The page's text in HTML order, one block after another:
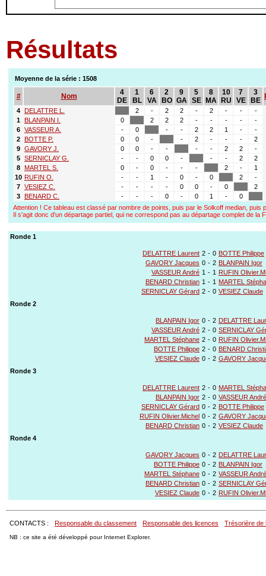
Résultats
Moyenne de la série : 1508
# Nom
4
DE
1
BL
6
VA
2
BO
9
GA
5
SE
8
MA
10
RU
7
VE
3
BE
4 DELATTRE L. 2 - 2 2 - 2 - -
-
1
BLANPAIN I. 0 2 2 2 - - - -
-
6 VASSEUR A. - 0 - - 2 2 1 -
-
2
BOTTE P. 0 0 - - 2 - - -
2
9 GAVORY J. 0 0 - - - - 2 2
-
5 SERNICLAY G. - - 0 0 - - - 2
2
8
MARTEL S. 0 - 0 - - - 2 -
1
10 RUFIN O. - - 1 - 0 - 0 2
-
7 VESIEZ C. - - - - 0 0 - 0
2
3
BENARD C. - - - 0 - 0 1 -
0
Attention ! Ce tableau est classé par nombre de points, puis par le Solkoff median, puis
Il s'agit donc d'un départage partiel, qui ne correspond pas au départage complet de la
Ronde 1
DELATTRE Laurent 2 - 0 BOTTE Philippe
GAVORY Jacques 0 - 2 BLANPAIN Igor
VASSEUR André 1 - 1 RUFIN
BENARD Christian 1 - 1 MARTEL
SERNICLAY Gérard 2 - 0 VESIEZ Claude
Ronde 2
BLANPAIN Igor 0 - 2 DELATTRE
VASSEUR André 2 - 0 SERNICLAY
MARTEL Stéphane 2 - 0 RUFIN
BOTTE Philippe 2 - 0 BENARD
VESIEZ Claude 0 - 2 GAVORY
Ronde 3
DELATTRE Laurent 2 - 0 MARTEL
BLANPAIN Igor 2 - 0 VASSEUR André
SERNICLAY Gérard 0 - 2 BOTTE Philippe
RUFIN Olivier.Michel 0 - 2 GAVORY
BENARD Christian 0 - 2 VESIEZ Claude
Ronde 4
GAVORY Jacques 0 - 2 DELATTRE
BOTTE Philippe 0 - 2 BLANPAIN Igor
MARTEL Stéphane 0 - 2 VASSEUR André
BENARD Christian 0 - 2 SERNICLAY
VESIEZ Claude 0 - 2 RUFIN
CONTACTS : Responsable du classement Responsable des licences Trésorière de
NB : ce site a été développé pour Internet Explorer.